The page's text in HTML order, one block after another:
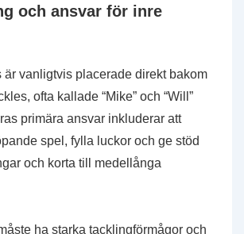
och ansvar för inre
är vanligtvis placerade direkt bakom
ofta kallade “Mike” och “Will”
primära ansvar inkluderar att
spel, fylla luckor och ge stöd
och korta till medellånga
ha starka tacklingförmågor och